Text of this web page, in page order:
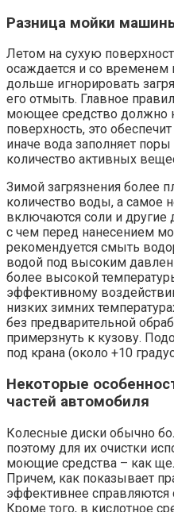
Разница мойки
Летом на сухую
осаждается и со
дольше игнорировать
его отмыть. Главное
моющее средство должно
поверхность, это
иначе вода заполняет
количество активных
Зимой загрязнения более
количество воды, а самое
включаются соли и
с чем перед нанесением
рекомендуется смыть
водой под высоким
более высокой
эффективному
низких зимних
без предварительной
примерзнуть к кузову.
под крана (около +10
Некоторые
частей автомобиля
Колесные диски обычно
поэтому для их очистки
моющие средства – как
Причем, как показывает
эффективнее справляются
Кроме того, в кислотное